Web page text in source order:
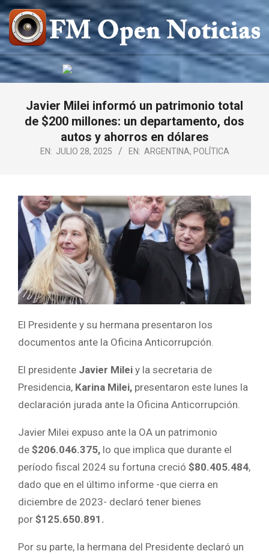
Saltar
al
contenido
FM
OPEN
NOTICIAS
Javier Milei informó un patrimonio total
de $200 millones: un departamento, dos
autos y ahorros en dólares
EN: JULIO 28, 2025 EN: ARGENTINA, POLÍTICA
El Presidente y su hermana presentaron los
documentos ante la Oficina Anticorrupción.
El presidente Javier Milei y la secretaria de
Presidencia, Karina Milei, presentaron este lunes la
declaración jurada ante la Oficina Anticorrupción.
Javier Milei expuso ante la OA un patrimonio
de $206.046.375, lo que implica que durante el
período fiscal 2024 su fortuna creció $80.405.484,
dado que en el último informe -que cierra en
diciembre de 2023- declaró tener bienes
por $125.650.891.
Por su parte, la hermana del Presidente declaró un